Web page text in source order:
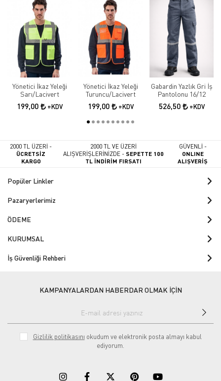
Yönetici İkaz Yeleği
Sarı/Lacivert
199,00 +KDV
Yönetici İkaz Yeleği
Turuncu/Lacivert
199,00 +KDV
Gabardin Yazlık Gri İş
Pantolonu 16/12
526,50 +KDV
2000 TL ÜZERİ -
ÜCRETSİZ
KARGO
2000 TL VE ÜZERİ
ALIŞVERİŞLERİNİZDE -SEPETTE 100
TL İNDİRİM FIRSATI
GÜVENLİ -
ONLINE
ALIŞVERİŞ
Popüler Linkler
Pazaryerlerimiz
ÖDEME
KURUMSAL
İş Güvenliği Rehberi
KAMPANYALARDAN HABERDAR OLMAK İÇİN
Gizlilik politikasını okudum ve elektronik posta almayı kabul
ediyorum.